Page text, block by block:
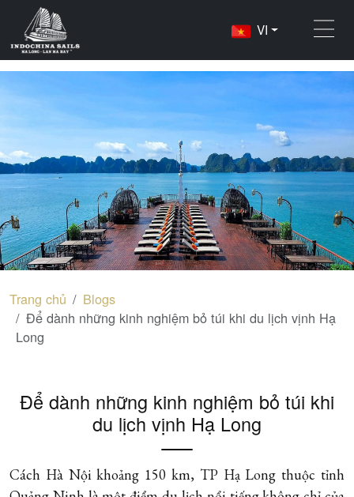
VI
Trang chủ
Blogs
Để dành những kinh nghiệm bỏ túi khi du lịch vịnh Hạ
Long
Để dành những kinh nghiệm bỏ túi khi
du lịch vịnh Hạ Long
Cách Hà Nội khoảng 150 km, TP Hạ Long thuộc tỉnh